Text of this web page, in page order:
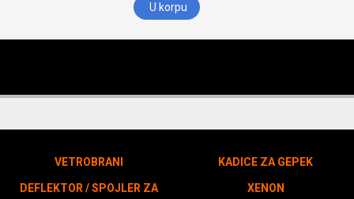
U korpu
VETROBRANI
DEFLEKTOR / SPOJLER ZA
KADICE ZA GEPEK
XENON